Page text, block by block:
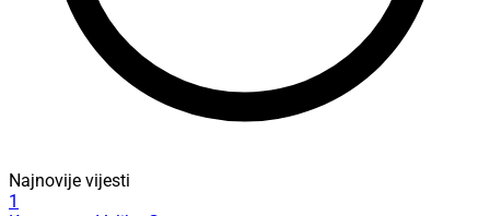
Najnovije vijesti
1